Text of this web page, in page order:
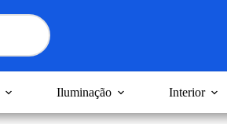
Iluminação Interior